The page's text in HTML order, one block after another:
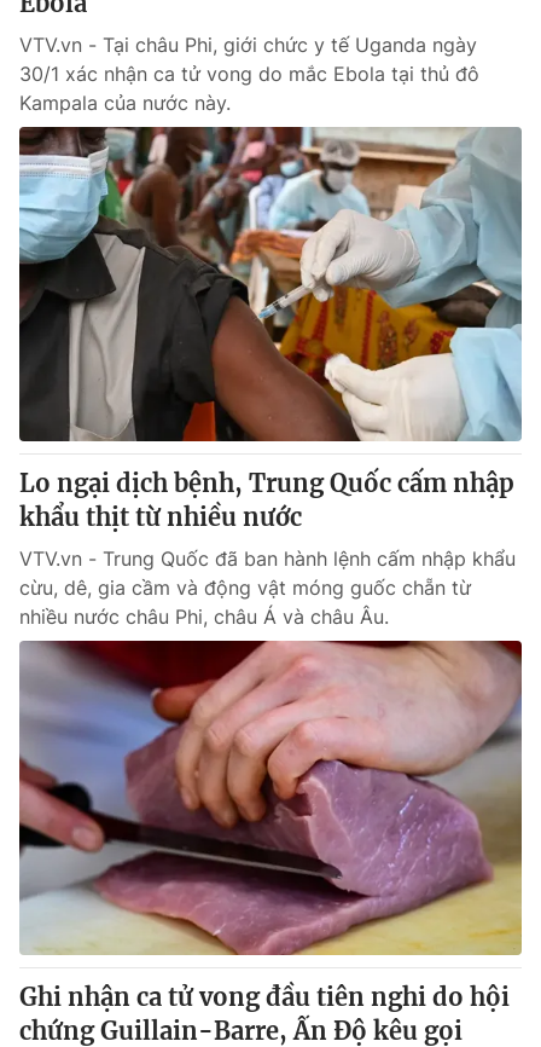
VTV.vn - Tại châu Phi, giới chức y tế Uganda ngày
30/1 xác nhận ca tử vong do mắc Ebola tại thủ đô
Kampala của nước này.
Lo ngại dịch bệnh, Trung Quốc cấm nhập
khẩu thịt từ nhiều nước
VTV.vn - Trung Quốc đã ban hành lệnh cấm nhập khẩu
cừu, dê, gia cầm và động vật móng guốc chẵn từ
nhiều nước châu Phi, châu Á và châu Âu.
Ghi nhận ca tử vong đầu tiên nghi do hội
chứng Guillain-Barre, Ấn Độ kêu gọi